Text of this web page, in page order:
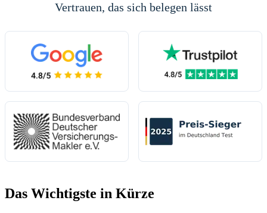
Vertrauen, das sich belegen lässt
(öffnet in neuem Tab) (öffnet in neuem
(öffnet in neuem Tab)
Das Wichtigste in Kürze